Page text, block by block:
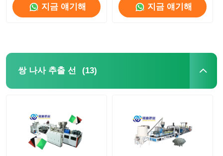
지금 얘기해 지금 얘기해
쌍 나사 추출 선 (13)